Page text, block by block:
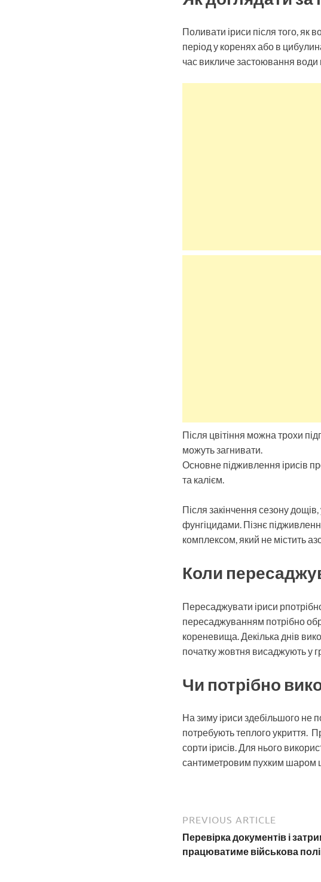
Поливати іриси після того, як
період у коренях або в
час викличе застоювання води
Після цвітіння можна трохи
можуть загнивати.
Основне підживлення ірисів
та калієм.
Після закінчення сезону
фунгіцидами. Пізнє
комплексом, який не містить
Коли
Пересаджувати іриси
пересаджуванням потрібно
кореневища. Декілька днів
початку жовтня висаджують у
Чи потрібно
На зиму іриси здебільшого не
потребують теплого укриття.
сорти ірисів. Для нього
сантиметровим пухким шаром
PREVIOUS ARTICLE
Перевірка документів і
працюватиме військова